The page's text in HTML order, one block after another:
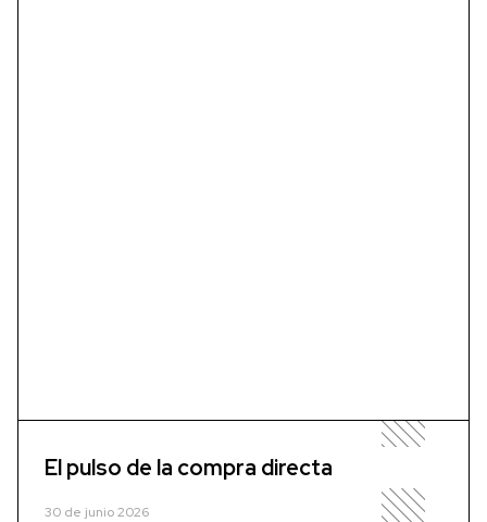
El pulso de la compra directa
30 de junio 2026